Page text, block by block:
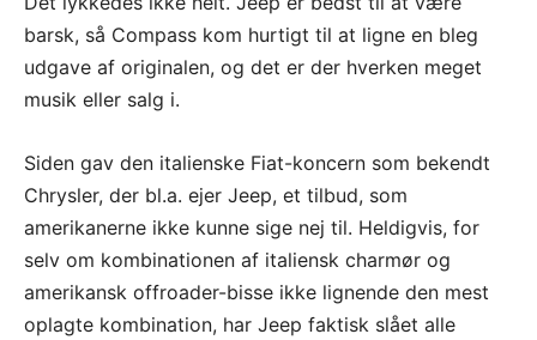
barsk, så Compass kom hurtigt til at ligne en bleg
udgave af originalen, og det er der hverken meget
musik eller salg i.
Siden gav den italienske Fiat-koncern som bekendt
Chrysler, der bl.a. ejer Jeep, et tilbud, som
amerikanerne ikke kunne sige nej til. Heldigvis, for
selv om kombinationen af italiensk charmør og
amerikansk offroader-bisse ikke lignende den mest
oplagte kombination, har Jeep faktisk slået alle